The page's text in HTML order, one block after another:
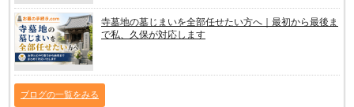
寺墓地の墓じまいを全部任せたい方へ｜最初から最後ま
で私、久保が対応します
ブログの一覧をみる